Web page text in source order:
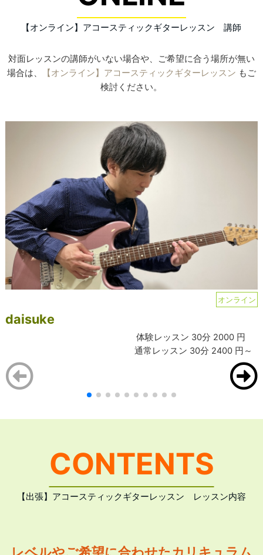
【オンライン】アコースティックギターレッスン 講師
対面レッスンの講師がいない場合や、ご希望に合う場所が無い
場合は、
【オンライン】アコースティックギターレッスン もご
検討ください。
オンライン
daisuke
体験レッスン 30分 2000 円
通常レッスン 30分 2400 円～
【出張】アコースティックギターレッスン レッスン内容
CONTENTS